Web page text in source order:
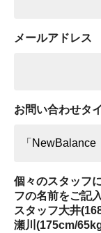
メールアドレス
お問い合わせタ
個々のスタッフ
フの名前をご記
スタッフ大井
瀬川(175cm/